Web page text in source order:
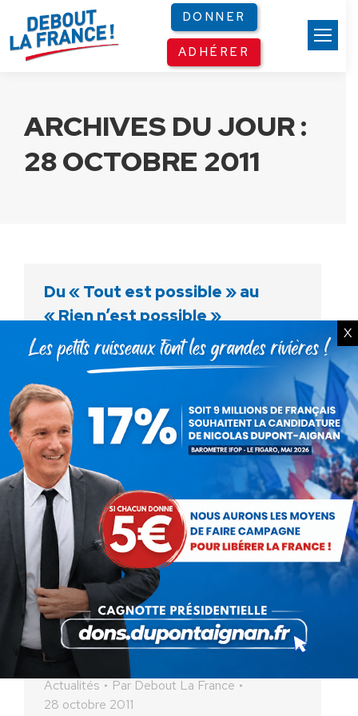
DONNER
ADHÉRER
ARCHIVES DU JOUR :
28 OCTOBRE 2011
Du « Tout est possible » au
« Rien n’est possible »
Non classé ParDebout La France
28 octobre 2011
Les Argentins votent pour la
démondialisation
Actualités Par Debout La France
28 octobre 2011
X
Panneau de gestion des cookies